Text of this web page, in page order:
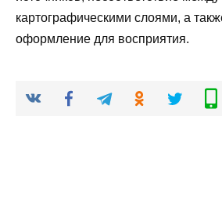
картографическими слоями, а
оформление для восприятия.